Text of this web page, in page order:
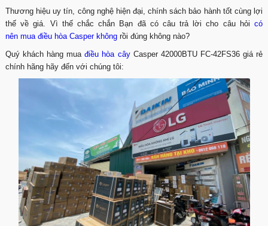
Thương hiệu uy tín, công nghệ hiện đại, chính sách bảo hành tốt cùng lợi
thế về giá. Vì thế chắc chắn Bạn đã có câu trả lời cho câu hỏi có
nên mua điều hòa Casper không rồi đúng không nào?
Quý khách hàng muađiều hòa câyCasper 42000BTU FC-42FS36 giá rẻ
chính hãng hãy đến với chúng tôi: